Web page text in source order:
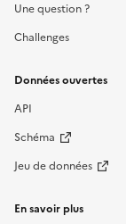
Une question ?
Challenges
Données ouvertes
API
Schéma
Jeu de données
En savoir plus